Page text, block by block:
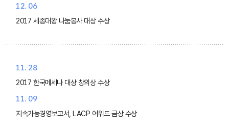
12. 06
2017 세종대왕 나눔봉사 대상 수상
11. 28
2017 한국메세나 대상 창의상 수상
11. 09
지속가능경영보고서, LACP 어워드 금상 수상